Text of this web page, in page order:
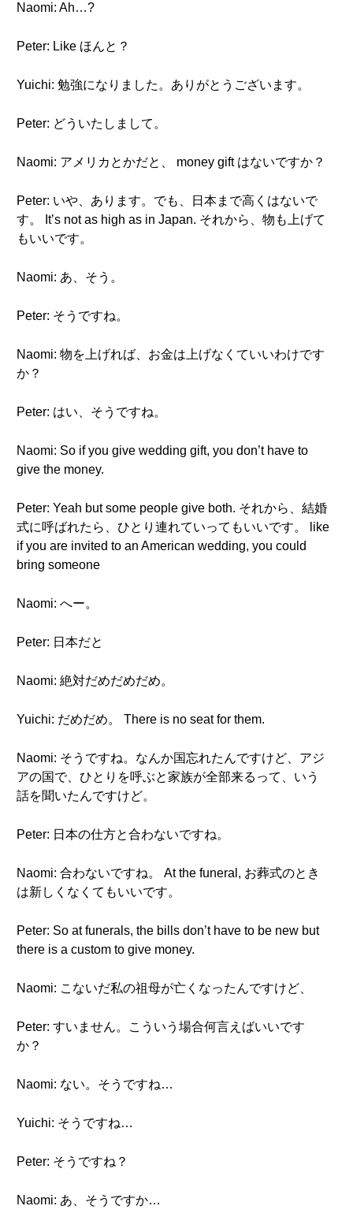
Naomi: Ah…?
Peter: Like ほんと？
Yuichi: 勉強になりました。ありがとうございます。
Peter: どういたしまして。
Naomi: アメリカとかだと、 money gift はないですか？
Peter: いや、あります。でも、日本まで高くはないで
す。 It’s not as high as in Japan. それから、物も上げて
もいいです。
Naomi: あ、そう。
Peter: そうですね。
Naomi: 物を上げれば、お金は上げなくていいわけです
か？
Peter: はい、そうですね。
Naomi: So if you give wedding gift, you don’t have to
give the money.
Peter: Yeah but some people give both. それから、結婚
式に呼ばれたら、ひとり連れていってもいいです。 like
if you are invited to an American wedding, you could
bring someone
Naomi: へー。
Peter: 日本だと
Naomi: 絶対だめだめだめ。
Yuichi: だめだめ。 There is no seat for them.
Naomi: そうですね。なんか国忘れたんですけど、アジ
アの国で、ひとりを呼ぶと家族が全部来るって、いう
話を聞いたんですけど。
Peter: 日本の仕方と合わないですね。
Naomi: 合わないですね。 At the funeral, お葬式のとき
は新しくなくてもいいです。
Peter: So at funerals, the bills don’t have to be new but
there is a custom to give money.
Naomi: こないだ私の祖母が亡くなったんですけど、
Peter: すいません。こういう場合何言えばいいです
か？
Naomi: ない。そうですね…
Yuichi: そうですね…
Peter: そうですね？
Naomi: あ、そうですか…